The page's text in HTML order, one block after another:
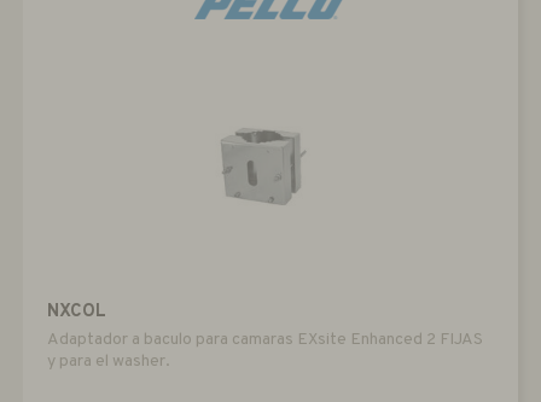
NXCOL
Adaptador a baculo para camaras EXsite Enhanced 2 FIJAS
y para el washer.